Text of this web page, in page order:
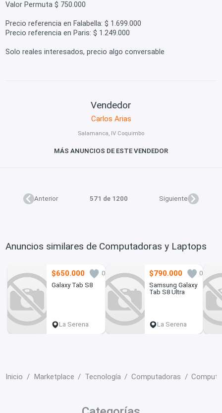
Valor Permuta $ 750.000
Precio referencia en Falabella: $ 1.699.000
Precio referencia en Paris: $ 1.249.000
Solo reales interesados, precio algo conversable
Vendedor
Carlos Arias
Salamanca, IV Coquimbo
MÁS ANUNCIOS DE ESTE VENDEDOR
Anterior 571 de 1200 Siguiente
Anuncios similares de Computadoras y Laptops
$650.000
0
Galaxy Tab S8
La Serena
$790.000
0
Samsung Galaxy
Tab S8 Ultra
La Serena
Inicio Marketplace Tecnología Computadoras